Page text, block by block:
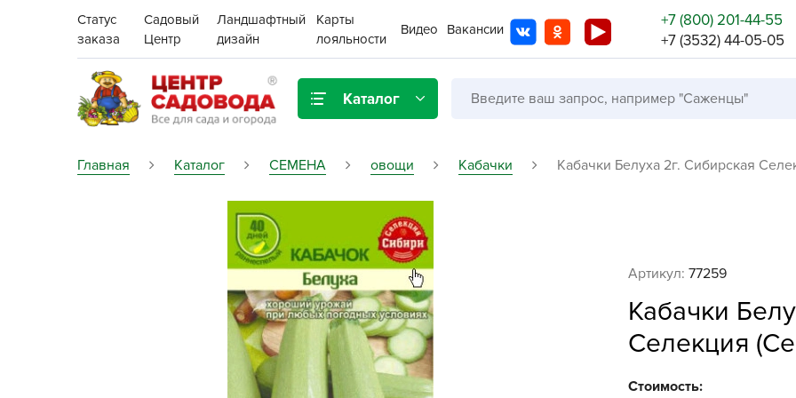
Статус
заказа
Садовый
Центр
Ландшафтный
дизайн
Карты
лояльности
Видео Вакансии
+7 (800) 201-44-55
+7 (3532) 44-05-05
Каталог
Газонная трава
Грунты, дренаж, мульча
Декор для дома и сада
Ёмкости для рассады и
Цена:
Поиск Бренды
Главная Каталог СЕМЕНА овощи Кабачки Кабачки Белуха 2г. Сибирская
Артикул: 77259
Кабачки
Селекция
Стоимость: